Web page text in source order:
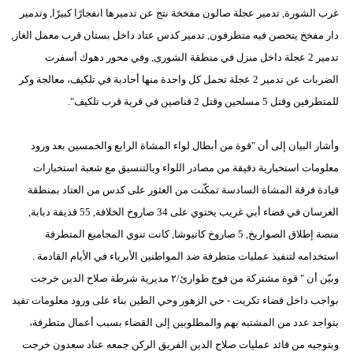
غرب الشورة, تدمير عجلة صالون مفخخة نتج عن تدميرها انفجارًا كبيرًا, وتدمير
دار مفخخ يتحصن فيه متطرفون, تدمير كدس عتاد داخل بستان قرب معمل الغاز,
تدمير 2 عجلة داخل منزل في منطقة الشورى, وفي محور دهوك أسفرت
الضربات عن تدمير 2 عجلة تحمل كل واحدة منها أحادية في تلكيف، معالجة وكر
للمتطرفين وقتل 5 مسلحين وقتل 2 قناصين في قرية قرب تلكيف".
وأشار البيان إلى أن "قوة من أبطال لواء المشاة الرابع والخمسين بعد ورود
معلومات استخبارية دقيقة من مصادر اللواء وبالتنسيق مع شعبة استخبارات
قيادة فرقة المشاة السادسة تمكّنت من العثور على كدس من العتاد بمنطقة
العرسان في قضاء أبي غريب يحتوي على 34 صاروخ الخلافة, 55 قذيفة دبابة,
منصة إطلاق الصواريخ, 5 صاروخ كاتيوشا, كانت تنوي المجاميع المتطرفة
استخدامه لتنفيذ عمليات متطرفة ضد المواطنين الأبرياء في الأيام القادمة .
وبيّن أن " قوة مشتركة من فوج طوارئ/٢ مديرية شرطة صلاح الدين خرجت
بواجب داخل قضاء تكريت - حي الزهور وحي الطين بناء على ورود معلومات تفيد
بتواجد عدد من المشتبه بهم والمطلوبين إلى القضاء بسبب أعمال متطرفة،
وبتوجيه من قائد عمليات صلاح الدين الفريق الركن جمعه عناد سعدون خرجت